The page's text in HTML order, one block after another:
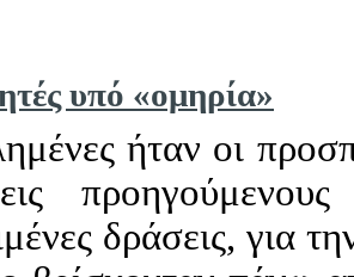
υπό «ομηρία»
ήταν οι
δράσεις, για